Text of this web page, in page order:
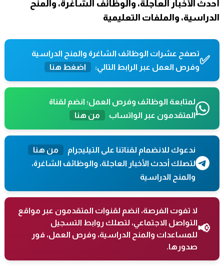
أحدث الأخبار العاجلة، والوظائف الشاغرة، والمنح
الدراسية، والملفات التعليمية
✅تصفح عشرات الوظائف الشاغرة والمنح الدراسية
وفرص العمل عبر الرابط التالي:
اضغط هنا
لمتابعة الوظائف وفرص العمل؛ انضم لقناة
المتقدمون عبر الواتساب
من هنا
ندعوك للانضمام لقناتنا على التيليجرام
من هنا
لتصلك أحدث الأخبار العاجلة، والوظائف الشاغرة،
والمنح الدراسية
📢
لا تفوت الفرصة، انضم لقنوات المتقدمون عبر مواقع
التواصل الاجتماعي، لتصلك روابط التسجيل
للمساعدات والمنح الدراسية، وفرص العمل، فور
صدورها.